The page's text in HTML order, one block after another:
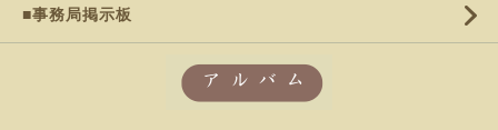
■事務局掲示板